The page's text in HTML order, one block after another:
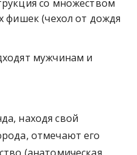
со множеством
фишек (чехол от дождя
мужчинам и
находя свой
отмечают его